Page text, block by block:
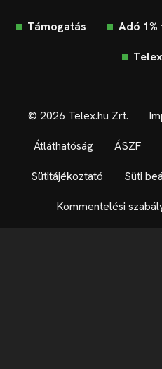
Támogatás Adó
© 2026 Telex.hu Zrt.
Átláthatóság ÁSZF
Sütitájékoztató Süti
Kommentelési